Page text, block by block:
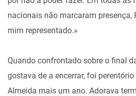
nacionais não marcaram presença,
mim representado.»
Quando confrontado sobre o final
gostava de a encerrar, foi
Almeida mais um ano. Adorava